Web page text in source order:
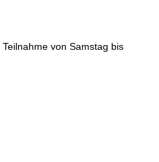
von Samstag bis